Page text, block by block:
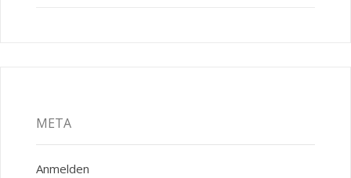
META
Anmelden